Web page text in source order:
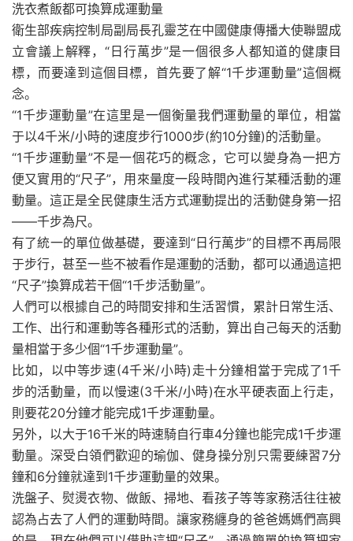
洗衣煮飯都可換算成運動量
衛生部疾病控制局副局長孔靈芝在中國健康傳播大使聯盟成
立會議上解釋，“日行萬步”是一個很多人都知道的健康目
標，而要達到這個目標，首先要了解“1千步運動量”這個概
念。
“1千步運動量”在這里是一個衡量我們運動量的單位，相當
于以4千米/小時的速度步行1000步(約10分鐘)的活動量。
“1千步運動量”不是一個花巧的概念，它可以變身為一把方
便又實用的“尺子”，用來量度一段時間內進行某種活動的運
動量。這正是全民健康生活方式運動提出的活動健身第一招
――千步為尺。
有了統一的單位做基礎，要達到“日行萬步”的目標不再局限
于步行，甚至一些不被看作是運動的活動，都可以通過這把
“尺子”換算成若干個“1千步活動量”。
人們可以根據自己的時間安排和生活習慣，累計日常生活、
工作、出行和運動等各種形式的活動，算出自己每天的活動
量相當于多少個“1千步運動量”。
比如，以中等步速(4千米/小時)走十分鐘相當于完成了1千
步的活動量，而以慢速(3千米/小時)在水平硬表面上行走，
則要花20分鐘才能完成1千步運動量。
另外，以大于16千米的時速騎自行車4分鐘也能完成1千步運
動量。深受白領們歡迎的瑜伽、健身操分別只需要練習7分
鐘和6分鐘就達到1千步運動量的效果。
洗盤子、熨燙衣物、做飯、掃地、看孩子等等家務活往往被
認為占去了人們的運動時間。讓家務纏身的爸爸媽媽們高興